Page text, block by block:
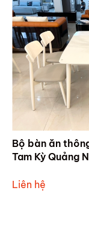
Bộ bàn ăn
Tam Kỳ Quảng
Liên hệ